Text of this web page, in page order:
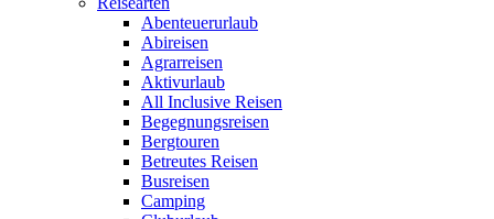
Abenteuerurlaub
Abireisen
Agrarreisen
Aktivurlaub
All Inclusive Reisen
Begegnungsreisen
Bergtouren
Betreutes Reisen
Busreisen
Camping